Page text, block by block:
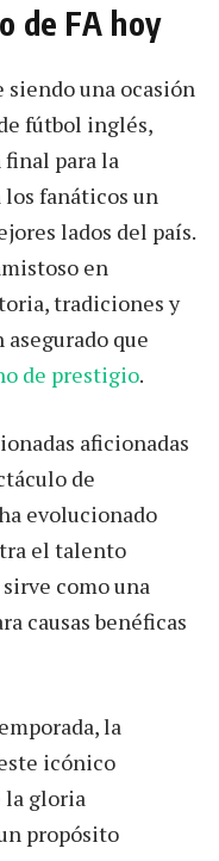
de FA hoy
una ocasión
fútbol inglés,
para la
fanáticos un
lados del país.
en
tradiciones y
que
de prestigio.
aficionadas
de
evolucionado
el talento
como una
causas benéficas
la
icónico
la gloria
propósito